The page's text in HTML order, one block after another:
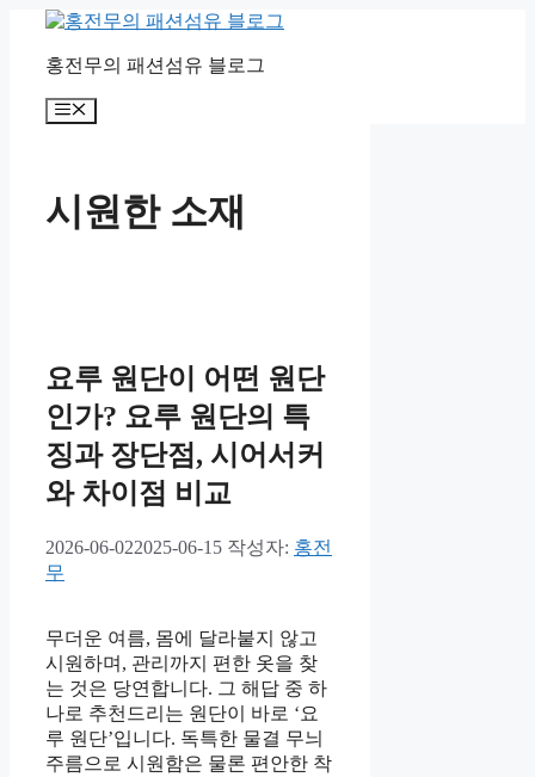
홍전무의 패션섬유 블로그
메
시원한 소재
요루 원단이 어떤 원단
인가? 요루 원단의 특
징과 장단점, 시어서커
와 차이점 비교
2026-06-022025-06-15 작성자: 홍전
무
무더운 여름, 몸에 달라붙지 않고
시원하며, 관리까지 편한 옷을 찾
는 것은 당연합니다. 그 해답 중 하
나로 추천드리는 원단이 바로 ‘요
루 원단’입니다. 독특한 물결 무늬
주름으로 시원함은 물론 편안한 착